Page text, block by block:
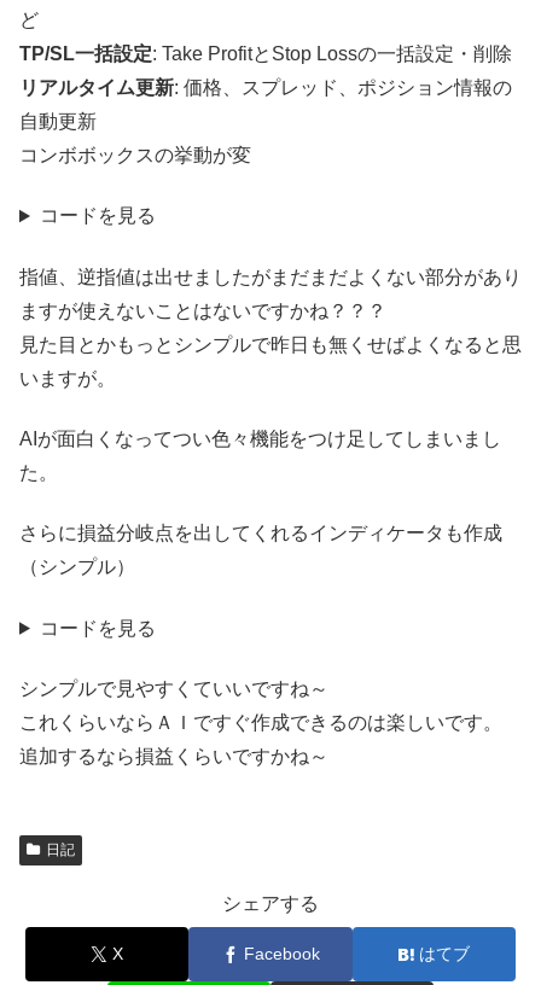
ど
TP/SL一括設定: Take ProfitとStop Lossの一括設定・削除
リアルタイム更新: 価格、スプレッド、ポジション情報の
自動更新
コンボボックスの挙動が変
コードを見る
指値、逆指値は出せましたがまだまだよくない部分があり
ますが使えないことはないですかね？？？
見た目とかもっとシンプルで昨日も無くせばよくなると思
いますが。
AIが面白くなってつい色々機能をつけ足してしまいまし
た。
さらに損益分岐点を出してくれるインディケータも作成
（シンプル）
コードを見る
シンプルで見やすくていいですね～
これくらいならＡＩですぐ作成できるのは楽しいです。
追加するなら損益くらいですかね～
日記
シェアする
X Facebook はてブ